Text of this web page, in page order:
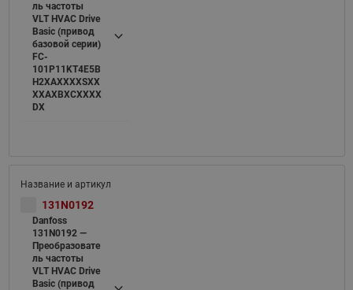
ль частоты
VLT HVAC Drive
Basic (привод
базовой серии)
FC-
101P11KT4E5B
H2XAXXXXSXX
XXAXBXCXXXX
DX
131N0192
Danfoss
131N0192 —
Преобразовате
ль частоты
VLT HVAC Drive
Basic (привод